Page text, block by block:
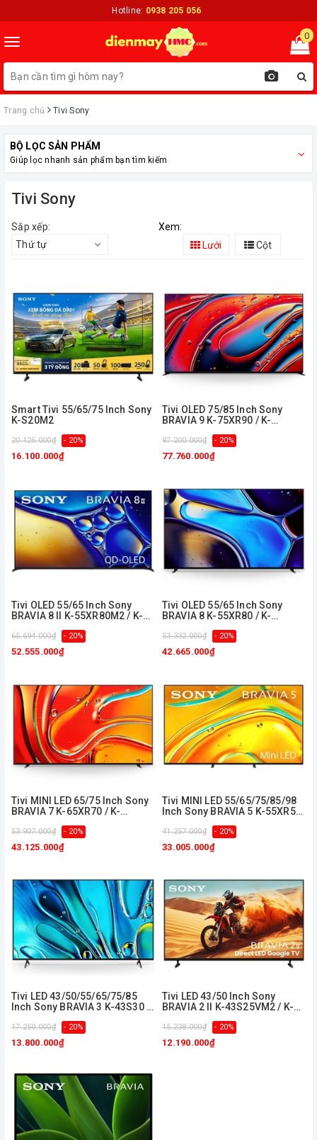
Hotline: 0938 205 056
Toggle
navigation
0
Trang chủ Tivi Sony
BỘ LỌC SẢN PHẨM
Giúp lọc nhanh sản phẩm bạn tìm kiếm
Tivi Sony
Sắp xếp:
Thứ tự
Xem:
Lưới
Cột
Smart Tivi 55/65/75 Inch Sony
K-S20M2
20.125.000₫ - 20%
16.100.000₫
Tivi OLED 75/85 Inch Sony
BRAVIA 9 K-75XR90 / K-
97.200.000₫ - 20%
77.760.000₫
Tivi OLED 55/65 Inch Sony
BRAVIA 8 II K-55XR80M2 / K-
65.694.000₫ - 20%
52.555.000₫
Tivi OLED 55/65 Inch Sony
BRAVIA 8 K-55XR80 / K-
53.332.000₫ - 20%
42.665.000₫
Tivi MINI LED 65/75 Inch Sony
BRAVIA 7 K-65XR70 / K-
53.907.000₫ - 20%
43.125.000₫
Tivi MINI LED 55/65/75/85/98
Inch Sony BRAVIA 5 K-55XR50
85XR50 / K-98XR50
41.257.000₫ - 20%
33.005.000₫
Tivi LED 43/50/55/65/75/85
Inch Sony BRAVIA 3 K-43S30 /
K-75S30
17.250.000₫ - 20%
13.800.000₫
Tivi LED 43/50 Inch Sony
BRAVIA 2 II K-43S25VM2 / K-
15.238.000₫ - 20%
12.190.000₫